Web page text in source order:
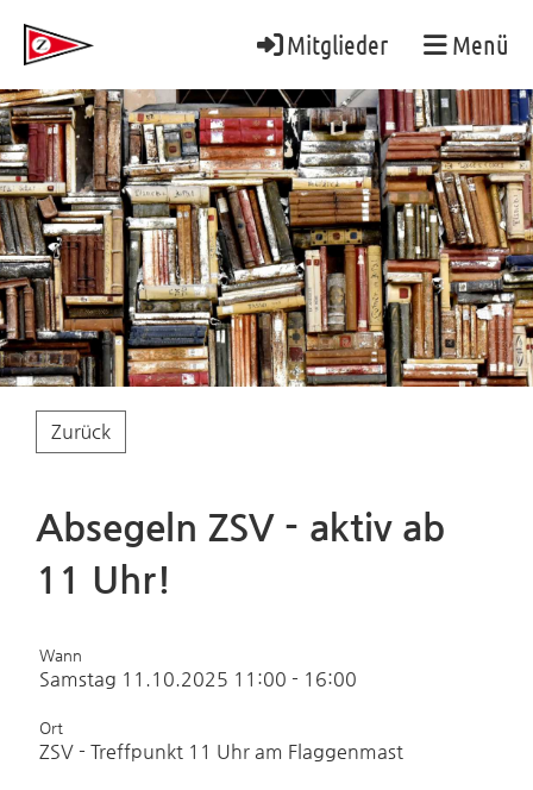
Mitglieder Menü
Zurück
Absegeln ZSV - aktiv ab
11 Uhr!
Wann
Samstag 11.10.2025 11:00 - 16:00
Ort
ZSV - Treffpunkt 11 Uhr am Flaggenmast